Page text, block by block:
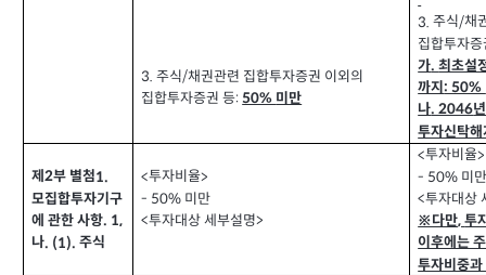
3.주식/채권관련 집합투자증권 이외의
집합투자증권 등: 50% 미만
3.주식/채
집합투자
가.최초설
까지 : 50%
나. 2046년
투자신탁
제2부 별첨1.
모집합투자기구
에 관한 사항. 1,
나. (1).주식
<투자비율>
- 50% 미만
<투자대상 세부설명>
<투자비율>
- 50% 미
<투자대상
※다만,투
이후에는
투자비중